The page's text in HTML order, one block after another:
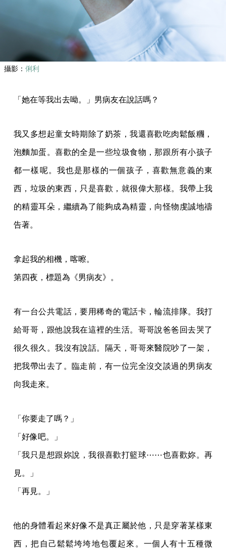
攝影： 俐利
「她在等我出去呦。」男病友在說話嗎？
我又多想起童女時期除了奶茶，我還喜歡吃肉鬆飯糰，
泡麵加蛋。喜歡的全是一些垃圾食物，那跟所有小孩子
都一樣呢。我也是那樣的一個孩子，喜歡無意義的東
西，垃圾的東西，只是喜歡，就很偉大那樣。我帶上我
的精靈耳朵，繼續為了能夠成為精靈，向怪物虔誠地禱
告著。
拿起我的相機，喀嚓。
第四夜，標題為《男病友》。
有一台公共電話，要用稀奇的電話卡，輪流排隊。我打
給哥哥，跟他說我在這裡的生活。哥哥說爸爸回去哭了
很久很久。我沒有說話。隔天，哥哥來醫院吵了一架，
把我帶出去了。臨走前，有一位完全沒交談過的男病友
向我走來。
「你要走了嗎？」
「好像吧。」
「我只是想跟妳說，我很喜歡打籃球⋯⋯也喜歡妳。再
見。」
「再見。」
他的身體看起來好像不是真正屬於他，只是穿著某樣東
西，把自己鬆鬆垮垮地包覆起來。一個人有十五種微